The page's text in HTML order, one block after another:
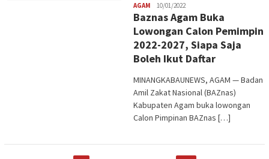
AGAM Redaksi
10/01/2022
Baznas Agam Buka
Lowongan Calon Pemimpin
2022-2027, Siapa Saja
Boleh Ikut Daftar
MINANGKABAUNEWS, AGAM — Badan
Amil Zakat Nasional (BAZnas)
Kabupaten Agam buka lowongan
Calon Pimpinan BAZnas […]